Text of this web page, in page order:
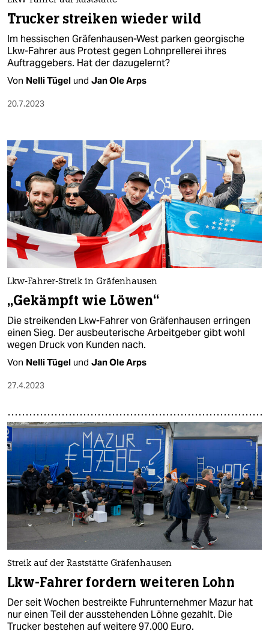
nord
wahrheit
verlag
verlag
shop
fragen & hilfe
unterstützen
abo
genossenschaft
Trucker streiken wieder wild
Im hessischen Gräfenhausen-West parken georgische
Lkw-Fahrer aus Protest gegen Lohnprellerei ihres
Auftraggebers. Hat der dazugelernt?
Von Nelli Tügel und Jan Ole Arps
20.7.2023
Lkw-Fahrer-Streik in Gräfenhausen
„Gekämpft wie Löwen“
Die streikenden Lkw-Fahrer von Gräfenhausen erringen
einen Sieg. Der ausbeuterische Arbeitgeber gibt wohl
wegen Druck von Kunden nach.
Von Nelli Tügel und Jan Ole Arps
27.4.2023
Streik auf der Raststätte Gräfenhausen
Lkw-Fahrer fordern weiteren Lohn
Der seit Wochen bestreikte Fuhrunternehmer Mazur hat
nur einen Teil der ausstehenden Löhne gezahlt. Die
Trucker bestehen auf weitere 97.000 Euro.